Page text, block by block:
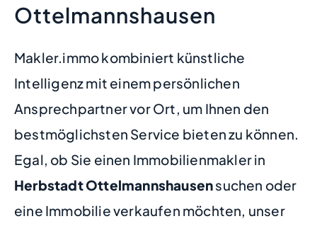
Ottelmannshausen
Makler.immo kombiniert künstliche
Intelligenz mit einem persönlichen
Ansprechpartner vor Ort, um Ihnen den
bestmöglichsten Service bieten zu können.
Egal, ob Sie einen Immobilienmakler in
Herbstadt Ottelmannshausensuchen oder
eine Immobilie verkaufen möchten, unser